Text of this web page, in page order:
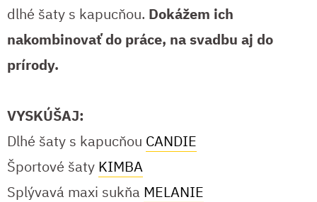
dlhé šaty s kapucňou. Dokážem ich
nakombinovať do práce, na svadbu aj do
prírody.
VYSKÚŠAJ:
Dlhé šaty s kapucňou CANDIE
Športové šaty KIMBA
Splývavá maxi sukňa MELANIE